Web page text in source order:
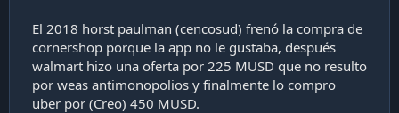
genio y sus ideas, en lugar de lo que arman los que saben.
El 2018 horst paulman (cencosud) frenó la compra de
cornershop porque la app no le gustaba, después
walmart hizo una oferta por 225 MUSD que no resulto
por weas antimonopolios y finalmente lo compro
uber por (Creo) 450 MUSD.